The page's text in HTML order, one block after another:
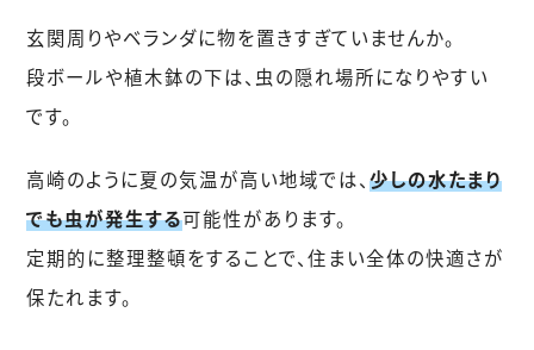
玄関周りやベランダに物を置きすぎていませんか。
段ボールや植木鉢の下は、虫の隠れ場所になりやすい
です。
高崎のように夏の気温が高い地域では、少しの水たまり
でも虫が発生する可能性があります。
定期的に整理整頓をすることで、住まい全体の快適さが
保たれます。